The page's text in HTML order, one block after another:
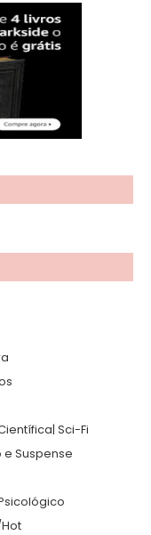
Sci-Fi
e Suspense